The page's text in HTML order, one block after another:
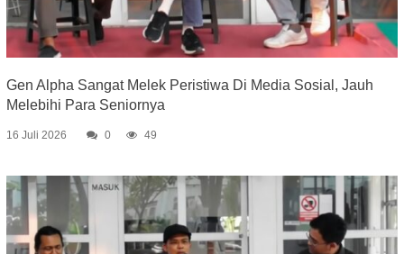
Gen Alpha Sangat Melek Peristiwa Di Media Sosial, Jauh
Melebihi Para Seniornya
16 Juli 2026 0 49